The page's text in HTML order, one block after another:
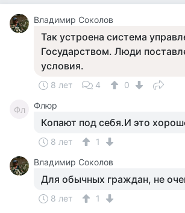
Владимир Соколов
Так устроена система
Государством. Люди
условия.
8 лет 4 0
Фл Флюр
Копают под себя.И это
8 лет
1
Владимир Соколов
Для обычных граждан, не
8 лет 1